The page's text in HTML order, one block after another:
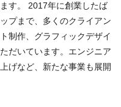
す。 2017年に創業したば
プまで、多くのクライアン
制作、グラフィックデザイ
だいています。エンジニア
げなど、新たな事業も展開